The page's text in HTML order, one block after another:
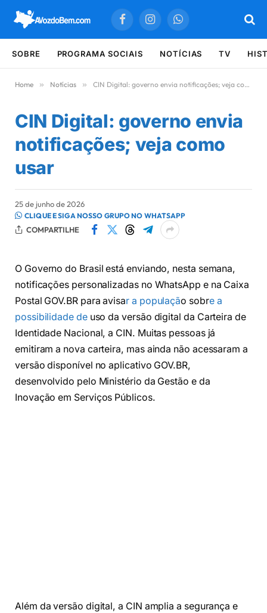
FacebookInstagramWhatsApp
SOBRE PROGRAMA SOCIAIS NOTÍCIAS TV
Home » Notícias » CIN Digital: governo envia notificações; veja como usar
CIN Digital: governo envia
notificações; veja como
usar
25 de junho de 2026
CLIQUE E SIGA NOSSO GRUPO NO WHATSAPP
COMPARTILHE
O Governo do Brasil está enviando, nesta semana,
notificações personalizadas no WhatsApp e na Caixa
Postal GOV.BR para avisar a população sobre a
possibilidade de uso da versão digital da Carteira de
Identidade Nacional, a CIN. Muitas pessoas já
emitiram a nova carteira, mas ainda não acessaram a
versão disponível no aplicativo GOV.BR,
desenvolvido pelo Ministério da Gestão e da
Inovação em Serviços Públicos.
Além da versão digital, a CIN amplia a segurança e